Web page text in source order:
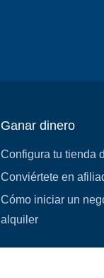
Ganar dinero
Configura tu tienda
Conviértete en
Cómo iniciar un
alquiler